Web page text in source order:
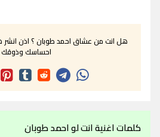
هل انت من عشاق احمد طوبان ؟ اذن انشر
احساسك وذوقك
كلمات اغنية انت لو احمد طوبان